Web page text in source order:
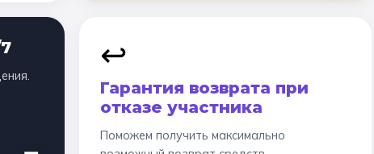
↩️
Гарантия возврата при
отказе участника
Поможем получить максимально